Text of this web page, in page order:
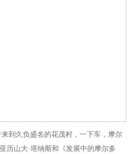
到久负盛名的花茂村，一下车，摩尔
历山大·塔纳斯和《发展中的摩尔多